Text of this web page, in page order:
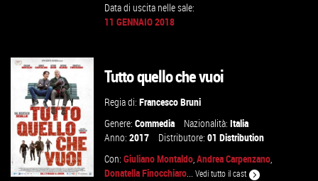
VAI ALLA SCHEDA
Data di uscita nelle sale:
11 GENNAIO 2018
Tutto quello che vuoi
Regia di:Francesco Bruni
Genere:Commedia Nazionalità:Italia
Anno:2017 Distributore:01 Distribution
Con:Giuliano Montaldo,Andrea Carpenzano,
Donatella Finocchiaro...Vedi tutto il cast